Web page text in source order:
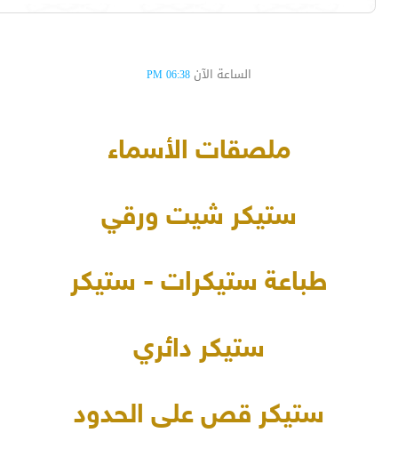
الساعة الآن 06:38 PM
ملصقات الأسماء
ستيكر شيت ورقي
طباعة ستيكرات - ستيكر
ستيكر دائري
ستيكر قص على الحدود